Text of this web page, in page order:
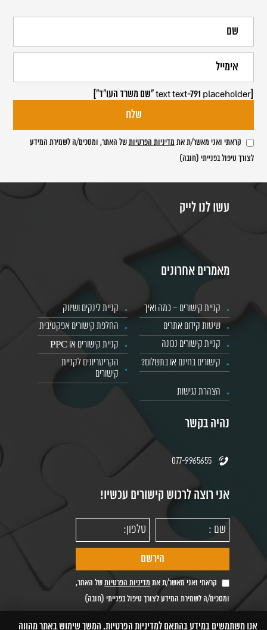
[text text-791 placeholder "שם משרד העו"ד"]
קראתי ואני מאשר/ת את מדיניות הפרטיותשל האתר, ומסכים/ה לשמירת המידע
לצורך טיפול בפנייתי (חובה)
עשו לנו לייק
מאמרים אחרונים
קניית קישורים – כמה ואיך
קניית לינקים ושיווק
שיטות קידום אתרים
החלפת קישורים אפקטיבית
קניית קישורים נכונה
קניית קישורים או PPC
קישורים בחינם או בתשלום?
הקריטריונים לקניית
קישורים
הצהרת נגישות
נהיה בקשר
077-9965655
אני רוצה לרכוש קישורים עכשיו!
קראתי ואני מאשר/ת את מדיניות הפרטיותשל האתר,
ומסכים/ה לשמירת המידע לצורך טיפול בפנייתי (חובה)
אנו משתמשים במידע בהתאם למדיניות הפרטיות. המשך שימוש באתר מהווה